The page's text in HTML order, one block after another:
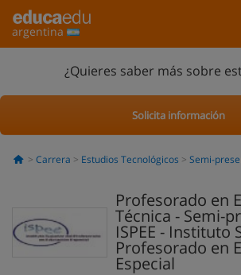
argentina
¿Quieres saber más sobre
Solicita información
Carrera Estudios Tecnológicos Semi-
Profesorado en
Técnica - Semi-
ISPEE - Instituto
Profesorado en
Especial